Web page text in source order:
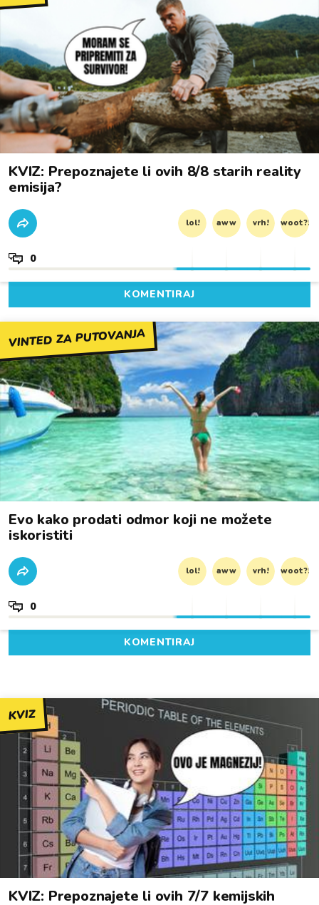
KVIZ: Prepoznajete li ovih 8/8 starih reality
emisija?
lol! aww vrh! woot?!
0
KOMENTIRAJ
VINTED ZA PUTOVANJA
Evo kako prodati odmor koji ne možete
iskoristiti
lol! aww vrh! woot?!
0
KOMENTIRAJ
KVIZ
KVIZ: Prepoznajete li ovih 7/7 kemijskih